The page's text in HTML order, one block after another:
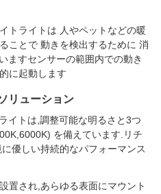
トライトは 人やペットなどの暖
ことで 動きを検出するために 消
ますセンサーの範囲内での動き
に起動します
リューション
イトは,調整可能な明るさと3つ
を備えています.リチ
優しい持続的なパフォーマンス
置され,あらゆる表面にマウント